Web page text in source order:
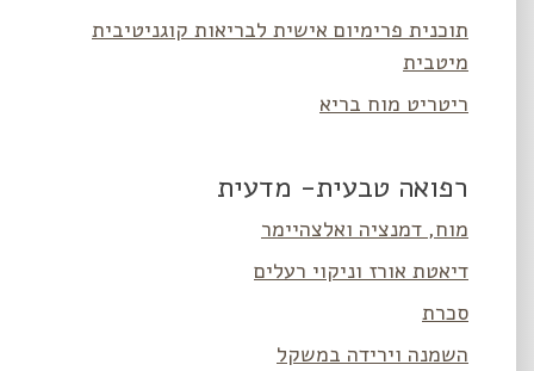
תוכנית פרימיום אישית לבריאות קוגניטיבית
מיטבית
ריטריט מוח בריא
רפואה טבעית- מדעית
מוח, דמנציה ואלצהיימר
דיאטת אורז וניקוי רעלים
סכרת
השמנה וירידה במשקל